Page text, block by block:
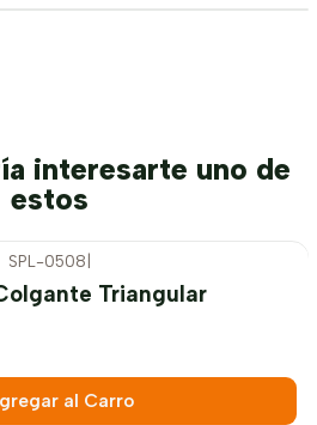
interesarte uno de
estos
SPL-0508
Triangular
al Carro